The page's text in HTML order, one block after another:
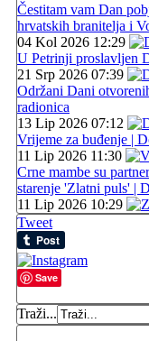
Čestitam vam Dan
hrvatskih branitelja i
04 Kol 2026 12:29
U Petrinji proslavljen
21 Srp 2026 07:39
Održani Dani
radionica
13 Lip 2026 07:12
Vrijeme za buđenje |
11 Lip 2026 11:30
Crne mambe su
starenje 'Zlatni puls' |
11 Lip 2026 10:29
Tweet
Save
Traži...